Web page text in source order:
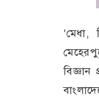
বিজ্ঞান